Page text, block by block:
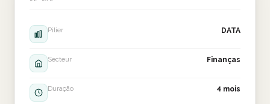
Pilier DATA
Secteur Finanças
Duração 4 mois